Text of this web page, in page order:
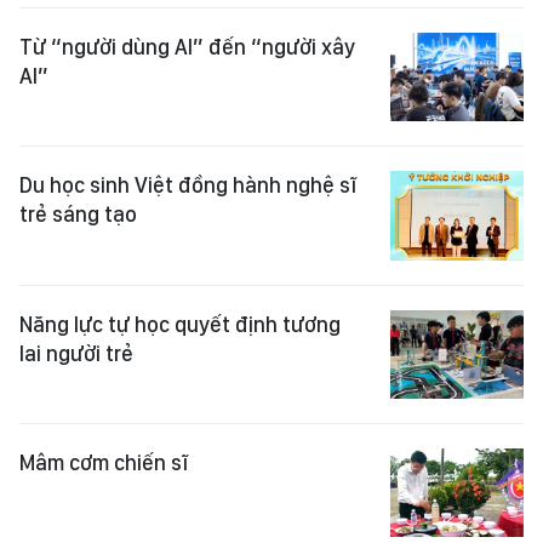
Từ “người dùng AI” đến “người xây
AI”
Du học sinh Việt đồng hành nghệ sĩ
trẻ sáng tạo
Năng lực tự học quyết định tương
lai người trẻ
Mâm cơm chiến sĩ